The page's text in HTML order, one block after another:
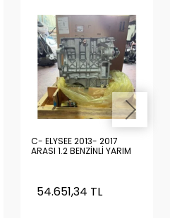
C- ELYSEE 2013- 2017
ARASI 1.2 BENZİNLİ YARIM
POMPASI , KARTEL
ÜZERİNDE)
54.651,34 TL